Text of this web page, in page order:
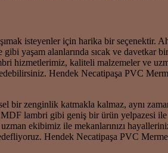
isteyenler için harika bir
yaşam alanlarında sıcak ve davetkar
hizmetlerimiz, kaliteli malzemeler ve
Hendek Necatipaşa PVC
bir zenginlik katmakla kalmaz, aynı
lambri gibi geniş bir ürün yelpazesi
ekibimiz ile mekanlarınızı
Hendek Necatipaşa PVC